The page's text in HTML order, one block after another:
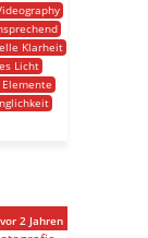
Klarheit
Licht
vor 2 Jahren